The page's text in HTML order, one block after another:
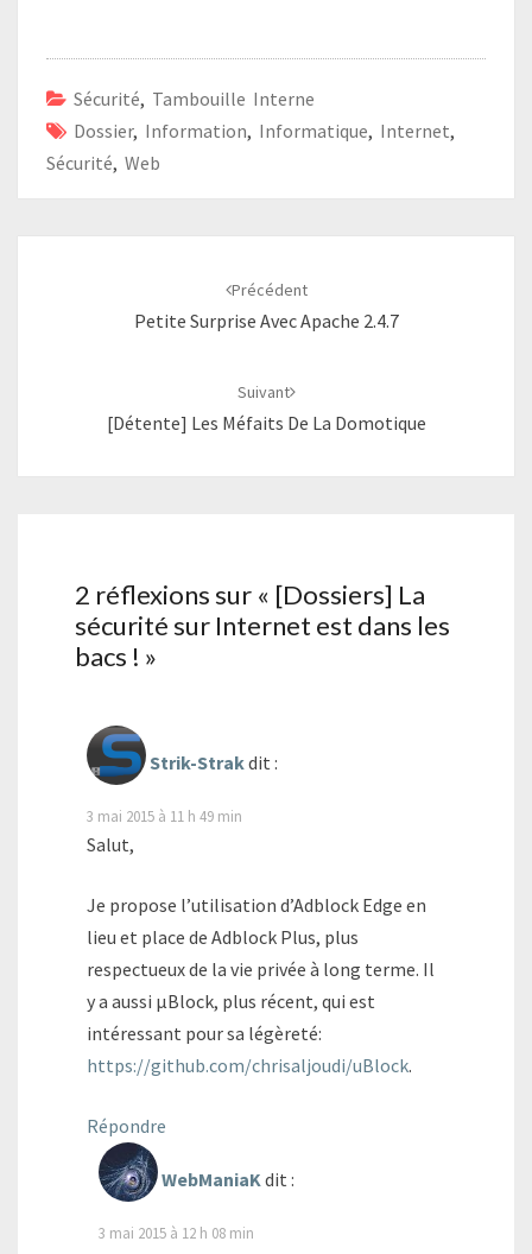
Sécurité, Tambouille Interne
Dossier, Information, Informatique, Internet,
Sécurité, Web
Précédent
Petite Surprise Avec Apache 2.4.7
Suivant
[Détente] Les Méfaits De La Domotique
2 réflexions sur « [Dossiers] La
sécurité sur Internet est dans les
bacs ! »
Strik-Strakdit :
3 mai 2015 à 11 h 49 min
Salut,
Je propose l’utilisation d’Adblock Edge en
lieu et place de Adblock Plus, plus
respectueux de la vie privée à long terme. Il
y a aussi µBlock, plus récent, qui est
intéressant pour sa légèreté:
https://github.com/chrisaljoudi/uBlock.
Répondre
WebManiaK dit :
3 mai 2015 à 12 h 08 min